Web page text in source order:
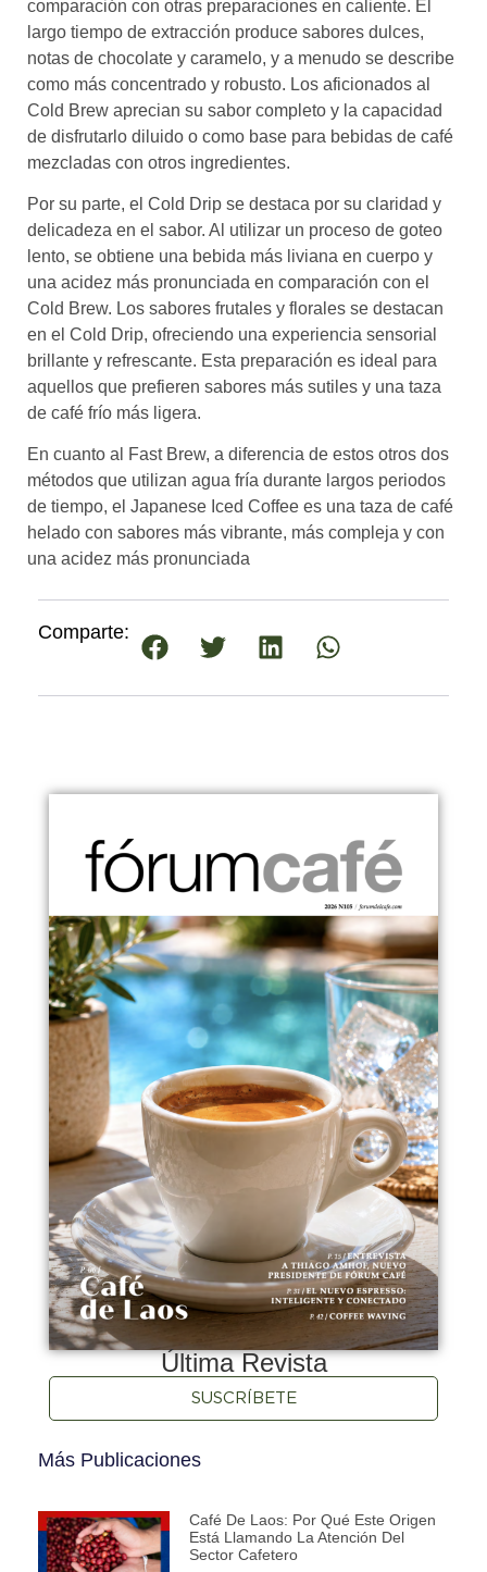
comparación con otras preparaciones en caliente. El
largo tiempo de extracción produce sabores dulces,
notas de chocolate y caramelo, y a menudo se describe
como más concentrado y robusto. Los aficionados al
Cold Brew aprecian su sabor completo y la capacidad
de disfrutarlo diluido o como base para bebidas de café
mezcladas con otros ingredientes.
Por su parte, el Cold Drip se destaca por su claridad y
delicadeza en el sabor. Al utilizar un proceso de goteo
lento, se obtiene una bebida más liviana en cuerpo y
una acidez más pronunciada en comparación con el
Cold Brew. Los sabores frutales y florales se destacan
en el Cold Drip, ofreciendo una experiencia sensorial
brillante y refrescante. Esta preparación es ideal para
aquellos que prefieren sabores más sutiles y una taza
de café frío más ligera.
En cuanto al Fast Brew, a diferencia de estos otros dos
métodos que utilizan agua fría durante largos periodos
de tiempo, el Japanese Iced Coffee es una taza de café
helado con sabores más vibrante, más compleja y con
una acidez más pronunciada
Comparte:
Última Revista
SUSCRÍBETE
Más Publicaciones
Café De Laos: Por Qué Este Origen
Está Llamando La Atención Del
Sector Cafetero